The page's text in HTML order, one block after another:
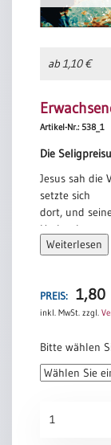
ab 1,10 €
Artikel-Nr.: 538_1
Die
Jesus sah die
setzte sich
dort, und
Und er
Selig sind, die
Ihrer ist das
Selig sind, die
Selig sind,
Ihnen wird die
Sie sollen satt
Weiterlesen
PREIS: 1,80
inkl. MwSt. zzgl.
Bitte wählen
„Selig